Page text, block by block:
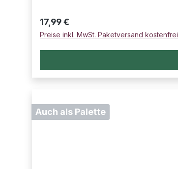
Regulärer Preis:
17,99 €
Preise inkl. MwSt. Paketversand
Auch als Palette